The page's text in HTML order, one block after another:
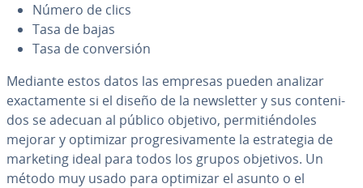
Número de clics
Tasa de bajas
Tasa de co­n­ve­r­sión
Mediante estos datos las empresas pueden analizar
exac­ta­me­n­te si el diseño de la ne­w­s­le­t­ter y sus co­n­te­ni­
dos se adecuan al público objetivo, pe­r­mi­tié­n­do­les
mejorar y optimizar pro­gre­si­va­me­n­te la es­tra­te­gia de
marketing ideal para todos los grupos objetivos. Un
método muy usado para optimizar el asunto o el